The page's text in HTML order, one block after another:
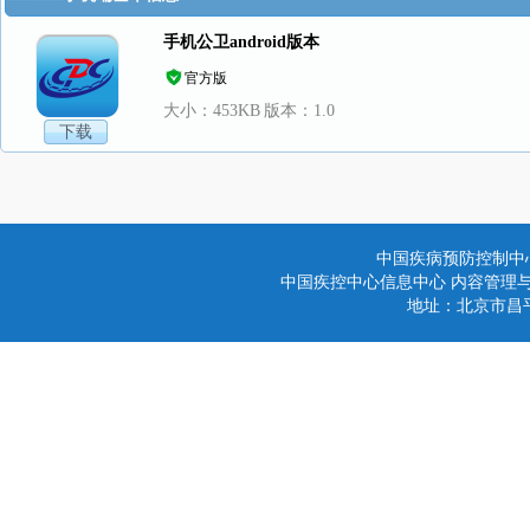
手机公卫android版本
官方版
大小：453KB 版本：1.0
中国疾病预防控制
中国疾控中心信息中心 内容管理
地址：北京市昌